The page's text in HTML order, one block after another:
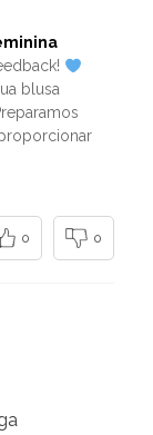
blusa
0 0